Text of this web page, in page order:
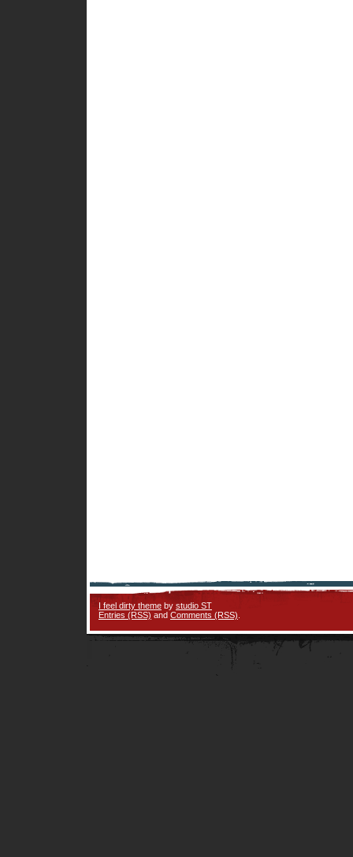
I feel dirty theme by studio ST
Entries (RSS) and Comments (RSS)